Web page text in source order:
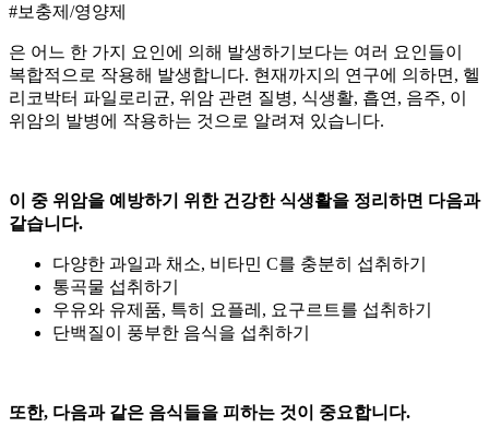
#보충제/영양제
은 어느 한 가지 요인에 의해 발생하기보다는 여러 요인들이
복합적으로 작용해 발생합니다. 현재까지의 연구에 의하면, 헬
리코박터 파일로리균, 위암 관련 질병, 식생활, 흡연, 음주, 이
위암의 발병에 작용하는 것으로 알려져 있습니다.
이 중 위암을 예방하기 위한 건강한 식생활을 정리하면 다음과
같습니다.
다양한 과일과 채소, 비타민 C를 충분히 섭취하기
통곡물 섭취하기
우유와 유제품, 특히 요플레, 요구르트를 섭취하기
단백질이 풍부한 음식을 섭취하기
또한, 다음과 같은 음식들을 피하는 것이 중요합니다.